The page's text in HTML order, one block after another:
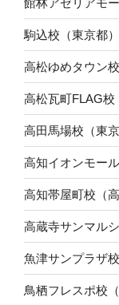
駒込校（東京都）
高松ゆめタウン校
高松瓦町FLAG校
高田馬場校（東京
高知イオンモー
高知帯屋町校（高
高蔵寺サンマル
魚津サンプラザ校
鳥栖フレスポ校（